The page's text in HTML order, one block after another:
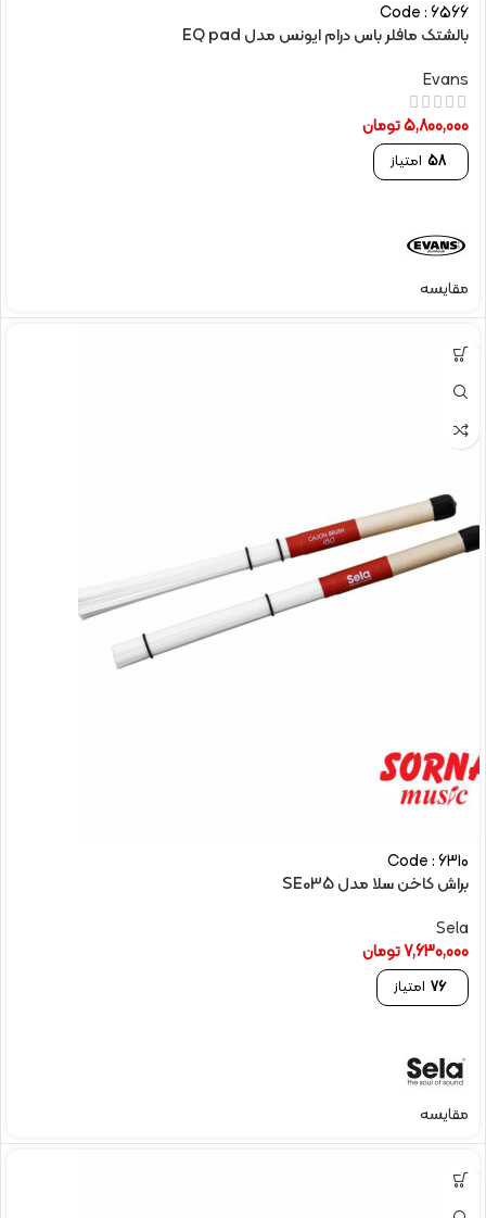
Code : 6566
بالشتک مافلر باس درام ایونس مدل EQ pad
Evans
5,800,000تومان
58 امتیاز
مقایسه
Code : 6310
براش کاخن سلا مدل SE035
Sela
7,630,000تومان
76 امتیاز
مقایسه